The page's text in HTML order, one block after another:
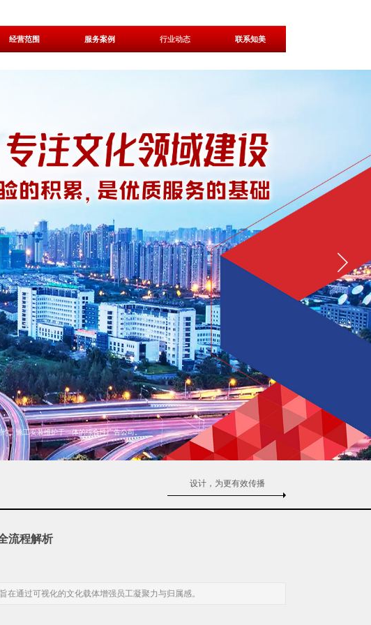
经营范围 服务案例 行业动态 联系知美
、施工安装维护于一体的综合性广告公司。
设计，为更有效传播
流程解析
通过可视化的文化载体增强员工凝聚力与归属感。